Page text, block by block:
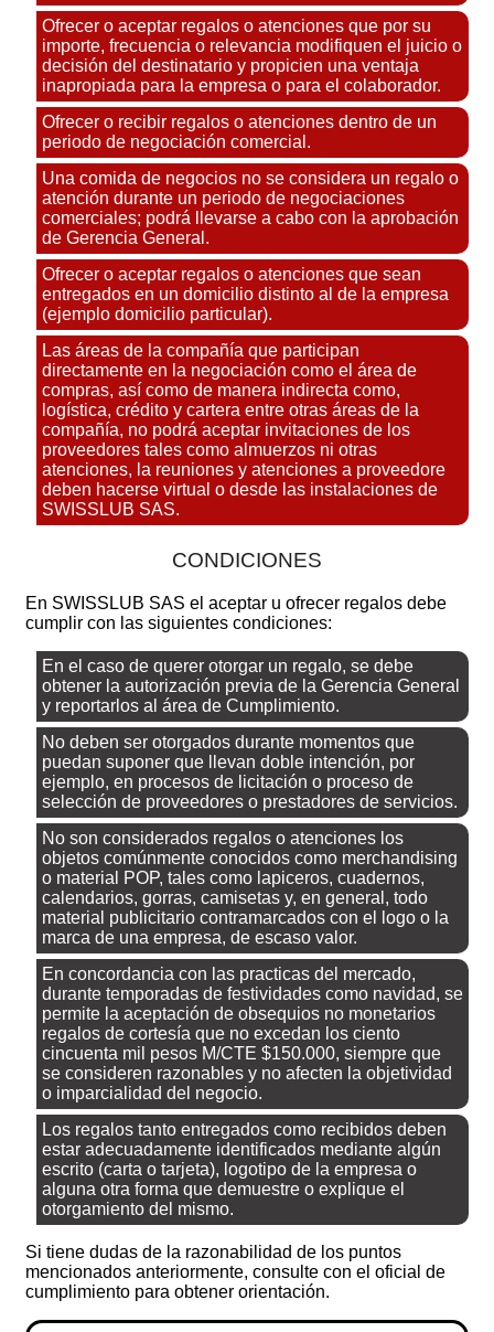
Ofrecer o aceptar regalos o atenciones que por su
importe, frecuencia o relevancia modifiquen el juicio o
decisión del destinatario y propicien una ventaja
inapropiada para la empresa o para el colaborador.
Ofrecer o recibir regalos o atenciones dentro de un
periodo de negociación comercial.
Una comida de negocios no se considera un regalo o
atención durante un periodo de negociaciones
comerciales; podrá llevarse a cabo con la aprobación
de Gerencia General.
Ofrecer o aceptar regalos o atenciones que sean
entregados en un domicilio distinto al de la empresa
(ejemplo domicilio particular).
Las áreas de la compañía que participan
directamente en la negociación como el área de
compras, así como de manera indirecta como,
logística, crédito y cartera entre otras áreas de la
compañía, no podrá aceptar invitaciones de los
proveedores tales como almuerzos ni otras
atenciones, la reuniones y atenciones a proveedore
deben hacerse virtual o desde las instalaciones de
SWISSLUB SAS.
CONDICIONES
En SWISSLUB SAS el aceptar u ofrecer regalos debe
cumplir con las siguientes condiciones:
En el caso de querer otorgar un regalo, se debe
obtener la autorización previa de la Gerencia General
y reportarlos al área de Cumplimiento.
No deben ser otorgados durante momentos que
puedan suponer que llevan doble intención, por
ejemplo, en procesos de licitación o proceso de
selección de proveedores o prestadores de servicios.
No son considerados regalos o atenciones los
objetos comúnmente conocidos como merchandising
o material POP, tales como lapiceros, cuadernos,
calendarios, gorras, camisetas y, en general, todo
material publicitario contramarcados con el logo o la
marca de una empresa, de escaso valor.
En concordancia con las practicas del mercado,
durante temporadas de festividades como navidad, se
permite la aceptación de obsequios no monetarios
regalos de cortesía que no excedan los ciento
cincuenta mil pesos M/CTE $150.000, siempre que
se consideren razonables y no afecten la objetividad
o imparcialidad del negocio.
Los regalos tanto entregados como recibidos deben
estar adecuadamente identificados mediante algún
escrito (carta o tarjeta), logotipo de la empresa o
alguna otra forma que demuestre o explique el
otorgamiento del mismo.
Si tiene dudas de la razonabilidad de los puntos
mencionados anteriormente, consulte con el oficial de
cumplimiento para obtener orientación.